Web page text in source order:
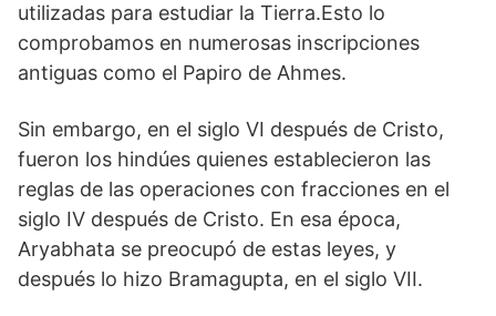
utilizadas para estudiar la Tierra.Esto lo
comprobamos en numerosas inscripciones
antiguas como el Papiro de Ahmes.
Sin embargo, en el siglo VI después de Cristo,
fueron los hindúes quienes establecieron las
reglas de las operaciones con fracciones en el
siglo IV después de Cristo. En esa época,
Aryabhata se preocupó de estas leyes, y
después lo hizo Bramagupta, en el siglo VII.